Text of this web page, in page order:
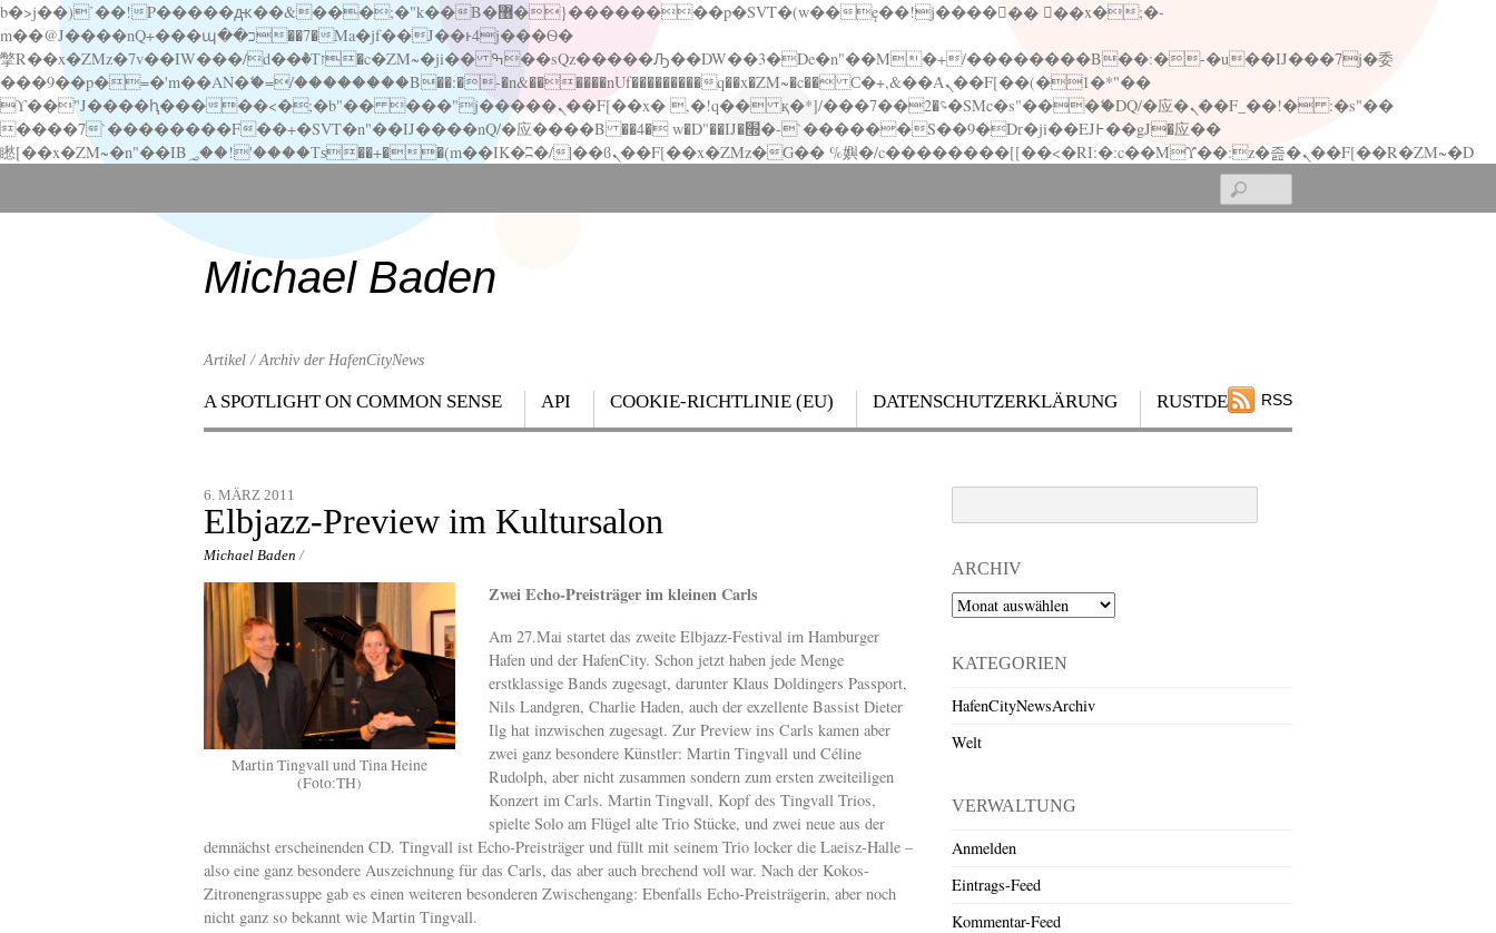
b�>j��)΄��!P�����ԫ��&���;�"k��B�޶�}��������p�SVT�(w��ę��!j������ ��x�;�-
m��@J����nQ+���պ��כ��7�Ma�jf��J��ͱ4j���Ѳ�
撆R��x�ZMz�7v��IW���/d��ٞ�Тז�c�ZM~�ji�� ߒ��sQz�����Ԡ��DW��3�De�n"��M�+/��������B��:�-�u��IJ���7j�委
���9��p�=�'m��AN�ޭ�=/��������B��:�-�n&������nUf���������q��x�ZM~�c�� Ϲ�+,&��Ὰܢ��F[��(�1�*"��
ϒ��"J����ԧ�����<�;�b"�� ���"j�����ܢ��F[��x� ,�!q�� қ�*]/���؝�2��7�SMc�s"���ޭ�DQ/�应�ܢ��F_��!� :�s"��
����7`��������F��+�SVT�n"��IJ����nQ/�应����B ��4� w�D"��IJ�׭�-`������S��9�Dr�ji��EJ߅��gJ�应��
矁[��x�ZM~�n"��IB؃��!'����Тѕ��+��(m��IK�ʭ�/|��ϐܢ��F[��x�ZMz�G�� %嬩�/c��������[[��<�RI:�:c��MΎ��:z�졾�ܢ��F[��R�ZM~�D
down
Michael Baden
Artikel / Archiv der HafenCityNews
RSS
Menu
A SPOTLIGHT ON COMMON SENSE API COOKIE-RICHTLINIE (EU) DATENSCHUTZERKLÄRUNG RUSTDESK
Scroll
content
6. MÄRZ 2011
Elbjazz-Preview im Kultursalon
Michael Baden /
Martin Tingvall und Tina Heine
(Foto:TH)
Zwei Echo-Preisträger im kleinen Carls
Am 27.Mai startet das zweite Elbjazz-Festival im Hamburger
Hafen und der HafenCity. Schon jetzt haben jede Menge
erstklassige Bands zugesagt, darunter Klaus Doldingers Passport,
Nils Landgren, Charlie Haden, auch der exzellente Bassist Dieter
Ilg hat inzwischen zugesagt. Zur Preview ins Carls kamen aber
zwei ganz besondere Künstler: Martin Tingvall und Céline
Rudolph, aber nicht zusammen sondern zum ersten zweiteiligen
Konzert im Carls. Martin Tingvall, Kopf des Tingvall Trios,
spielte Solo am Flügel alte Trio Stücke, und zwei neue aus der
demnächst erscheinenden CD. Tingvall ist Echo-Preisträger und füllt mit seinem Trio locker die Laeisz-Halle –
also eine ganz besondere Auszeichnung für das Carls, das aber auch brechend voll war. Nach der Kokos-
Zitronengrassuppe gab es einen weiteren besonderen Zwischengang: Ebenfalls Echo-Preisträgerin, aber noch
nicht ganz so bekannt wie Martin Tingvall.
ARCHIV
Archiv
KATEGORIEN
HafenCityNewsArchiv
Welt
VERWALTUNG
Anmelden
Eintrags-Feed
Kommentar-Feed